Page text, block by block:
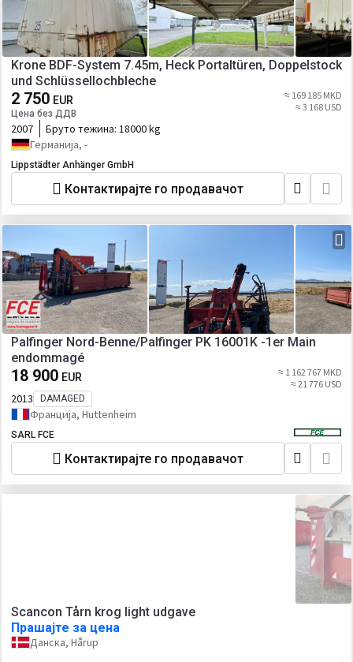
Krone BDF-System 7.45m, Heck Portaltüren, Doppelstock
und Schlüssellochbleche
2 750 EUR
Цена без ДДВ
≈ 169 185 MKD
≈ 3 168 USD
2007 Бруто тежина: 18000 kg
Германија, -
Lippstädter Anhänger GmbH
Контактирајте го продавачот
Palfinger Nord-Benne/Palfinger PK 16001K -1er Main
endommagé
18 900 EUR
≈ 1 162 767 MKD
≈ 21 776 USD
2013 DAMAGED
Франција, Huttenheim
SARL FCE
Контактирајте го продавачот
Scancon Tårn krog light udgave
Прашајте за цена
Данска, Hårup